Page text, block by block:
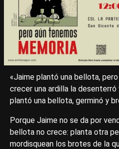
«Jaime plantó una bellota,
crecer una ardilla la
plantó una bellota, germinó y
Porque Jaime no se da por
bellota no crece: planta otra
mordisquean los brotes de la